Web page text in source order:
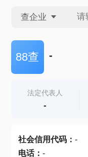
查企业
查企业
查产地
88查 -
法定代表人
-
社会信用代码： -
电话： -